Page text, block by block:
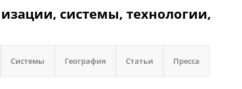
системы, технологии,
Системы География Статьи Пресса